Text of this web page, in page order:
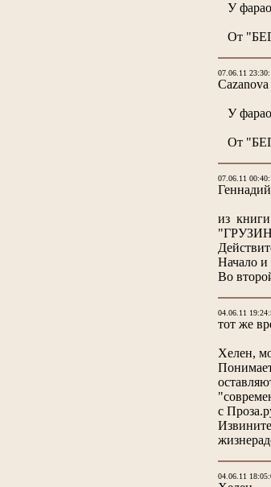
У
От
07.06.11
Cazanova
У
От
07.06.11
из книги
Начало и
Во
04.06.11
тот же
Хелен,
с
04.06.11